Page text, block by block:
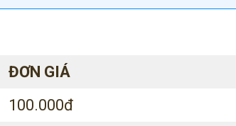
ĐƠN GIÁ
100.000đ